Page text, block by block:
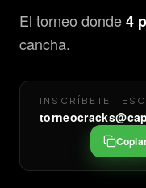
El torneo donde4
cancha.
INSCRÍBETE ·